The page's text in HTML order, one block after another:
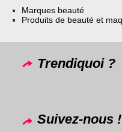
Marques beauté
Produits de beauté et
Trendiquoi ?
Suivez-nous !